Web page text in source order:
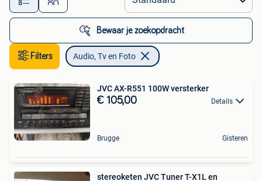
Bewaar je zoekopdracht
Filters Audio, Tv en Foto
JVC AX-R551 100W versterker
€ 105,00 Details
Brugge Gisteren
stereoketen JVC Tuner T-X1L en